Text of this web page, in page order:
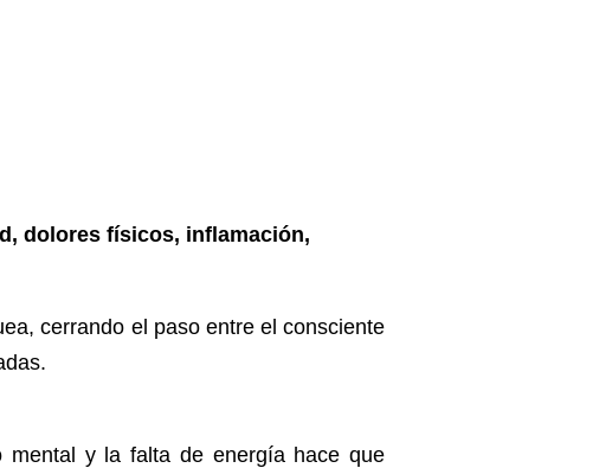
dolores físicos, inflamación,
cerrando el paso entre el consciente
mental y la falta de energía hace que